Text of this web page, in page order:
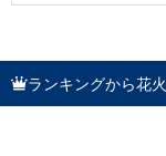
ランキングから花